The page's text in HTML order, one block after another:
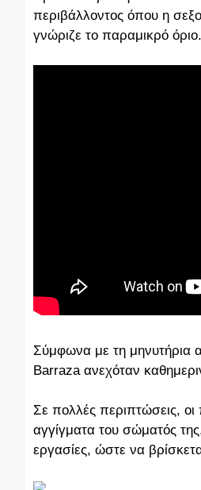
περιβάλλοντος όπου η
γνώριζε το παραμικρό όριο.
Σύμφωνα με τη μηνυτήρια
Barraza ανεχόταν
Σε πολλές περιπτώσεις,
αγγίγματα του σώματός
εργασίες, ώστε να